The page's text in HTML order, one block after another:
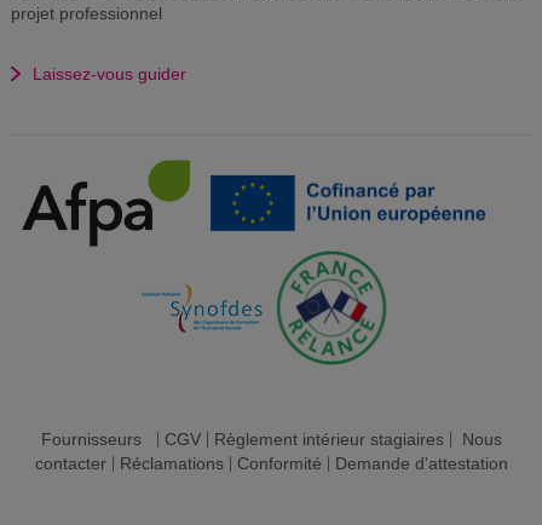
projet professionnel
Laissez-vous guider
Fournisseurs| CGV| Règlement intérieur stagiaires| Nous
contacter| Réclamations| Conformité Demande d'attestation